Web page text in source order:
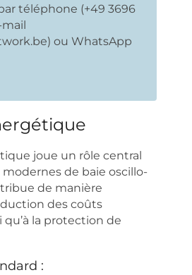
téléphone (+49 3696
mail
ou WhatsApp
joue un rôle central
de baie oscillo-
de manière
des coûts
la protection de
: